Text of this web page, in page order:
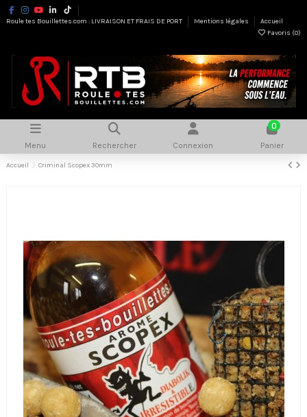
Roule tes Bouillettes.com : LIVRAISON ET FRAIS DE PORT Mentions légales
Accueil
Favoris (0)
Menu Rechercher Connexion
0
Panier
Accueil Criminal Scopex 30mm